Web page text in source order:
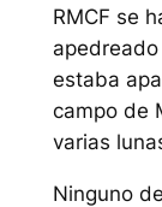
RMCF se
estaba
campo de
varias
Ninguno